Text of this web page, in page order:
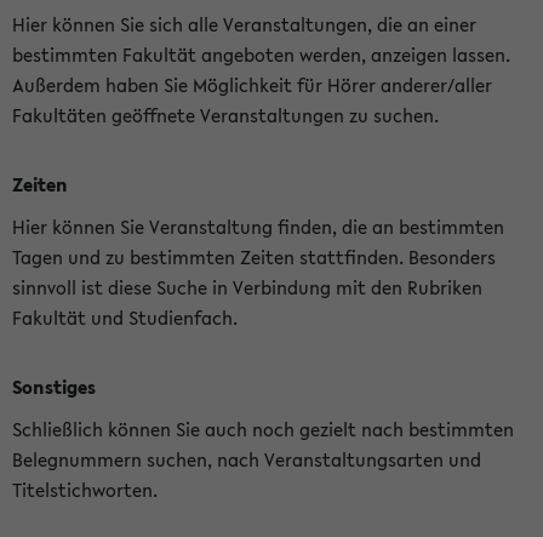
Hier können Sie sich alle Veranstaltungen, die an einer
bestimmten Fakultät angeboten werden, anzeigen lassen.
Außerdem haben Sie Möglichkeit für Hörer anderer/aller
Fakultäten geöffnete Veranstaltungen zu suchen.
Zeiten
Hier können Sie Veranstaltung finden, die an bestimmten
Tagen und zu bestimmten Zeiten stattfinden. Besonders
sinnvoll ist diese Suche in Verbindung mit den Rubriken
Fakultät und Studienfach.
Sonstiges
Schließlich können Sie auch noch gezielt nach bestimmten
Belegnummern suchen, nach Veranstaltungsarten und
Titelstichworten.